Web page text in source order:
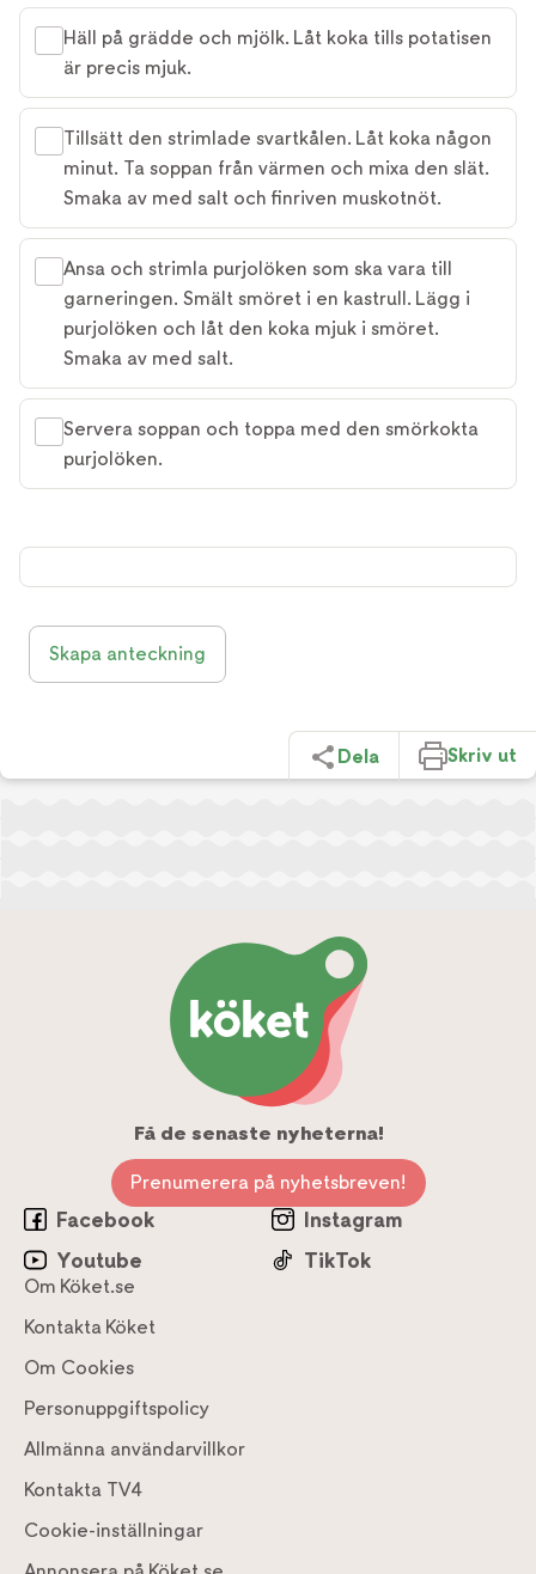
Häll på grädde och mjölk. Låt koka tills potatisen
är precis mjuk.
Tillsätt den strimlade svartkålen. Låt koka någon
minut. Ta soppan från värmen och mixa den slät.
Smaka av med salt och finriven muskotnöt.
Ansa och strimla purjolöken som ska vara till
garneringen. Smält smöret i en kastrull. Lägg i
purjolöken och låt den koka mjuk i smöret.
Smaka av med salt.
Servera soppan och toppa med den smörkokta
purjolöken.
Skapa anteckning
Dela Skriv ut
Få de senaste nyheterna!
Prenumerera på nyhetsbreven!
Facebook
Instagram
Youtube
TikTok
Om Köket.se
Kontakta Köket
Om Cookies
Personuppgiftspolicy
Allmänna användarvillkor
Kontakta TV4
Cookie-inställningar